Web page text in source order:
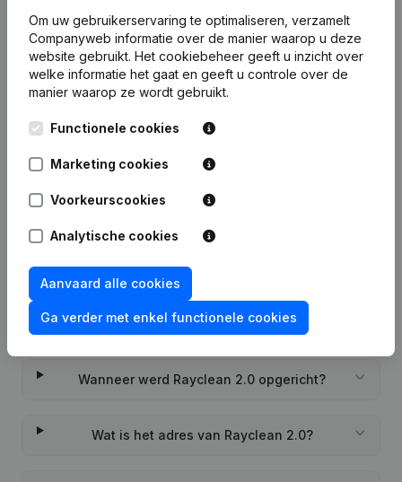
Datum Publicatie
02-06-2026
Rubriek Oprichting (Nieuwe
Rechtspersoon, Opening Bijkantoor,
Wat is het btw-nummer van Rayclean 2.0?
Wat is het PEPPOL ID van Rayclean 2.0?
Wanneer werd Rayclean 2.0 opgericht?
Wat is het adres van Rayclean 2.0?
Om uw gebruikerservaring te optimaliseren, verzamelt
Companyweb informatie over de manier waarop u deze
website gebruikt. Het cookiebeheer geeft u inzicht over
welke informatie het gaat en geeft u controle over de
manier waarop ze wordt gebruikt.
Functionele cookies
Marketing cookies
Voorkeurscookies
Analytische cookies
Aanvaard alle cookies
Ga verder met enkel functionele cookies